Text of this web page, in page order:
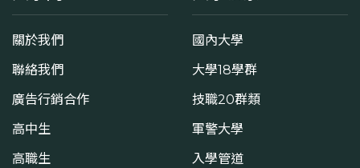
關於我們
聯絡我們
廣告行銷合作
高中生
高職生
國內大學
大學18學群
技職20群類
軍警大學
入學管道